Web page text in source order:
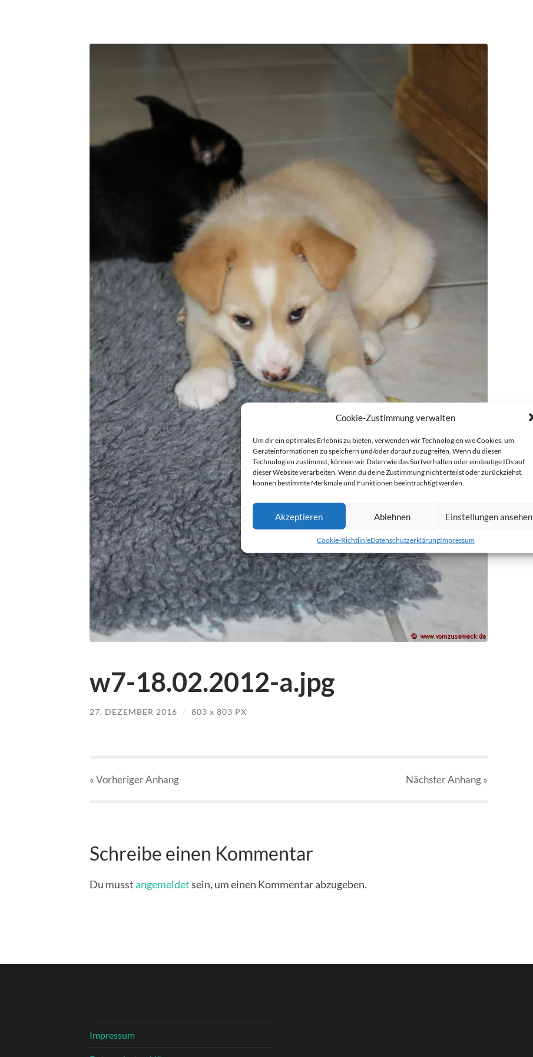
Cookie-Zustimmung verwalten
Um dir ein optimales Erlebnis zu bieten, verwenden wir Technologien wie Cookies, um
Geräteinformationen zu speichern und/oder darauf zuzugreifen. Wenn du diesen
Technologien zustimmst, können wir Daten wie das Surfverhalten oder eindeutige IDs auf
dieser Website verarbeiten. Wenn du deine Zustimmung nicht erteilst oder zurückziehst,
können bestimmte Merkmale und Funktionen beeinträchtigt werden.
Akzeptieren Ablehnen Einstellungen ansehen
Cookie-RichtlinieDatenschutzerklärungImpressum
w7-18.02.2012-a.jpg
27. DEZEMBER 2016 / 803 x 803 PX
« VorherigerAnhang NächsterAnhang»
Schreibe einen Kommentar
Du musstangemeldetsein, um einen Kommentar abzugeben.
Impressum